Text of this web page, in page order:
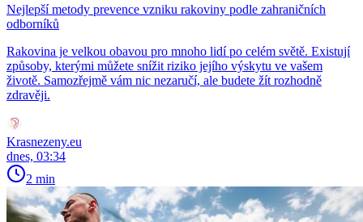
Nejlepší metody prevence vzniku rakoviny podle zahraničních
odborníků
Rakovina je velkou obavou pro mnoho lidí po celém světě. Existují
způsoby, kterými můžete snížit riziko jejího výskytu ve vašem
životě. Samozřejmě vám nic nezaručí, ale budete žít rozhodně
zdravěji.
Krasnezeny.eu
dnes, 03:34
2 min